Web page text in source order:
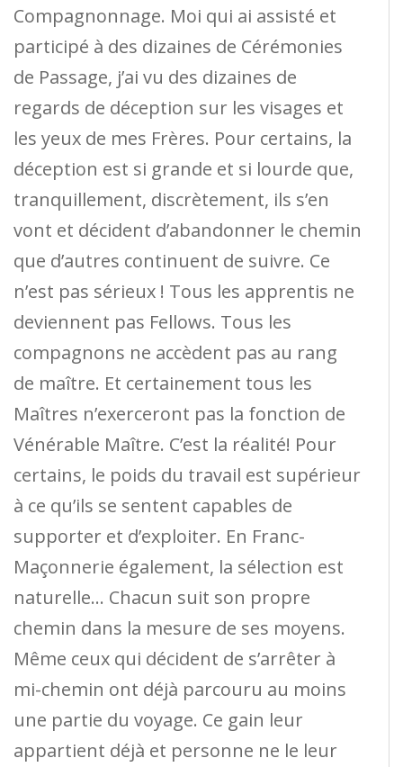
Compagnonnage. Moi qui ai assisté et
participé à des dizaines de Cérémonies
de Passage, j’ai vu des dizaines de
regards de déception sur les visages et
les yeux de mes Frères. Pour certains, la
déception est si grande et si lourde que,
tranquillement, discrètement, ils s’en
vont et décident d’abandonner le chemin
que d’autres continuent de suivre. Ce
n’est pas sérieux ! Tous les apprentis ne
deviennent pas Fellows. Tous les
compagnons ne accèdent pas au rang
de maître. Et certainement tous les
Maîtres n’exerceront pas la fonction de
Vénérable Maître. C’est la réalité! Pour
certains, le poids du travail est supérieur
à ce qu’ils se sentent capables de
supporter et d’exploiter. En Franc-
Maçonnerie également, la sélection est
naturelle… Chacun suit son propre
chemin dans la mesure de ses moyens.
Même ceux qui décident de s’arrêter à
mi-chemin ont déjà parcouru au moins
une partie du voyage. Ce gain leur
appartient déjà et personne ne le leur